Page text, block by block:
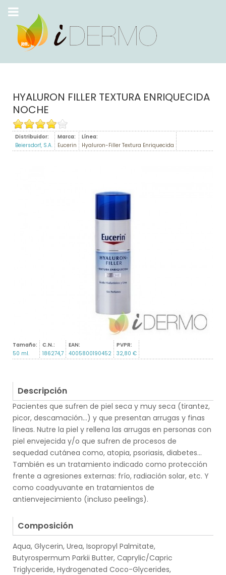
HYALURON FILLER TEXTURA ENRIQUECIDA
NOCHE
Distribuidor:
Beiersdorf, S.A.
Marca:
Eucerin
Línea:
Hyaluron-Filler Textura Enriquecida
Tamaño:
50 ml.
C.N.:
186274,7
EAN:
4005800190452
PVPR:
32,80 €
Descripción
Pacientes que sufren de piel seca y muy seca (tirantez,
picor, descamación...) y que presentan arrugas y finas
líneas. Nutre la piel y rellena las arrugas en personas con
piel envejecida y/o que sufren de procesos de
sequedad cutánea como, atopia, psoriasis, diabetes...
También es un tratamiento indicado como protección
frente a agresiones externas: frío, radiación solar, etc. Y
como coadyuvante en tratamientos de
antienvejecimiento (incluso peelings).
Composición
Aqua, Glycerin, Urea, Isopropyl Palmitate,
Butyrospermum Parkii Butter, Caprylic/Capric
Triglyceride, Hydrogenated Coco-Glycerides,